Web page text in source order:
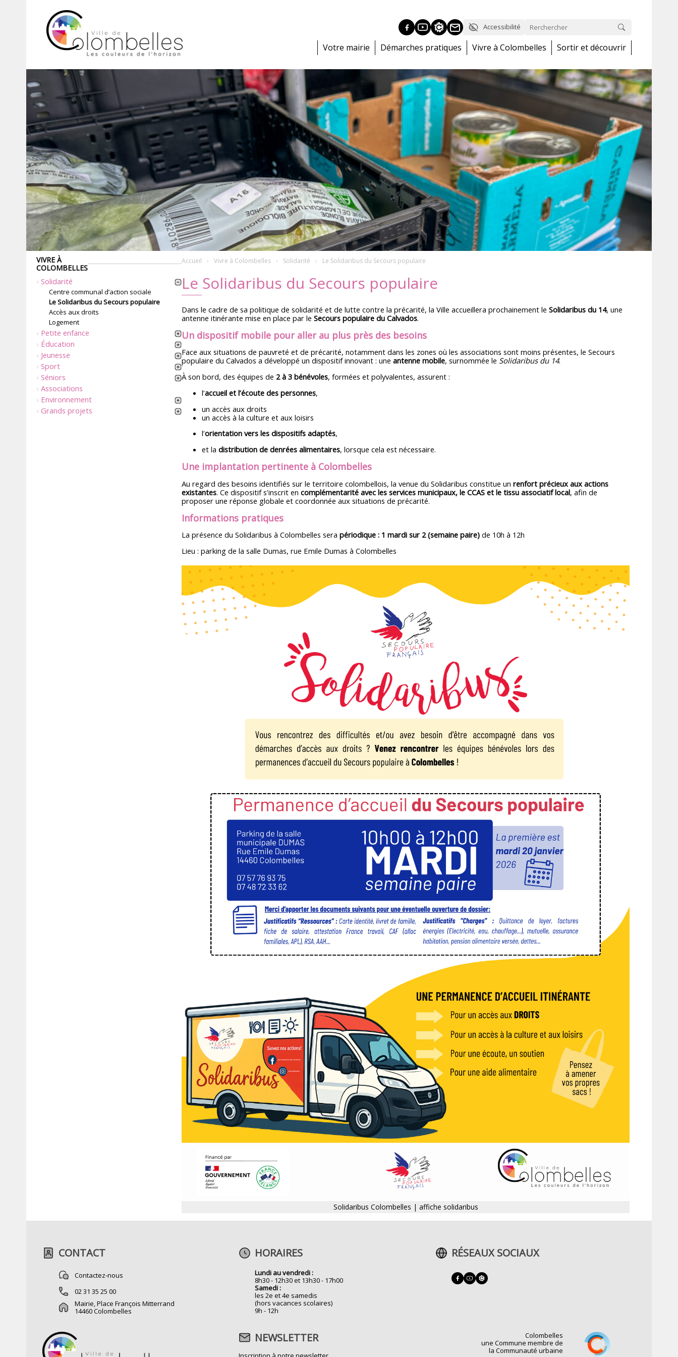
Accessibilité
Votre mairie Démarches pratiques Vivre à Colombelles Sortir et découvrir
VIVRE À
COLOMBELLES
Solidarité
Centre communal d’action sociale
Le Solidaribus du Secours populaire
Accès aux droits
Logement
Petite enfance
Éducation
Jeunesse
Sport
Séniors
Associations
Environnement
Grands projets
Accueil Vivre à Colombelles Solidarité Le Solidaribus du Secours populaire
Le Solidaribus du Secours populaire
Dans le cadre de sa politique de solidarité et de lutte contre la précarité, la Ville accueillera prochainement le Solidaribus du 14, une
antenne itinérante mise en place par le Secours populaire du Calvados.
Un dispositif mobile pour aller au plus près des besoins
Face aux situations de pauvreté et de précarité, notamment dans les zones où les associations sont moins présentes, le Secours
populaire du Calvados a développé un dispositif innovant : une antenne mobile, surnommée le Solidaribus du 14.
À son bord, des équipes de 2 à 3 bénévoles, formées et polyvalentes, assurent :
l’accueil et l’écoute des personnes,
un accès aux droits
un accès à la culture et aux loisirs
l’orientation vers les dispositifs adaptés,
et la distribution de denrées alimentaires, lorsque cela est nécessaire.
Une implantation pertinente à Colombelles
Au regard des besoins identifiés sur le territoire colombellois, la venue du Solidaribus constitue un renfort précieux aux actions
existantes. Ce dispositif s’inscrit en complémentarité avec les services municipaux, le CCAS et le tissu associatif local, afin de
proposer une réponse globale et coordonnée aux situations de précarité.
Informations pratiques
La présence du Solidaribus à Colombelles sera périodique : 1 mardi sur 2 (semaine paire) de 10h à 12h
Lieu : parking de la salle Dumas, rue Emile Dumas à Colombelles
Solidaribus Colombelles | affiche solidaribus
CONTACT
Contactez-nous
02 31 35 25 00
Mairie, Place François Mitterrand
14460 Colombelles
HORAIRES
Lundi au vendredi :
8h30 - 12h30 et 13h30 - 17h00
Samedi :
les 2e et 4e samedis
(hors vacances scolaires)
9h - 12h
RÉSEAUX SOCIAUX
NEWSLETTER
Colombelles
une Commune membre de
la Communauté urbaine